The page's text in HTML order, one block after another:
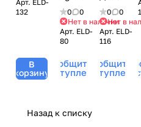
Idrapure
Oil Free
Cosmetics
(Элдан
Арт. ELD-
132
В
корзину
For
Man /
Intensive
Anti
Hydrating
Cream
Eldan
0
0
Нет в наличии
Арт. ELD-
80
Сообщить о
поступлении
/
DMAE
Anti-
Aging
Lifting
Effect,
0
0
Нет в
Арт. ELD-
116
Сообщить о
Назад к списку